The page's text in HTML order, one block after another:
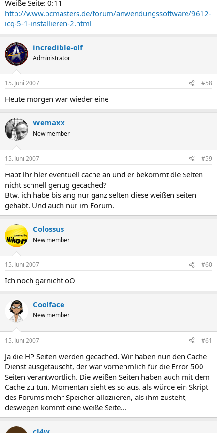
Weiße Seite: 0:11
http://www.pcmasters.de/forum/anwendungssoftware/9612-
icq-5-1-installieren-2.html
incredible-olf
Administrator
15. Juni 2007 #58
Heute morgen war wieder eine
Wemaxx
New member
15. Juni 2007 #59
Habt ihr hier eventuell cache an und er bekommt die Seiten
nicht schnell genug gecached?
Btw. ich habe bislang nur ganz selten diese weißen seiten
gehabt. Und auch nur im Forum.
Colossus
New member
15. Juni 2007 #60
Ich noch garnicht oO
Coolface
New member
15. Juni 2007 #61
Ja die HP Seiten werden gecached. Wir haben nun den Cache
Dienst ausgetauscht, der war vornehmlich für die Error 500
Seiten verantwortlich. Die weißen Seiten haben auch mit dem
Cache zu tun. Momentan sieht es so aus, als würde ein Skript
des Forums mehr Speicher alloziieren, als ihm zusteht,
deswegen kommt eine weiße Seite...
cl4w